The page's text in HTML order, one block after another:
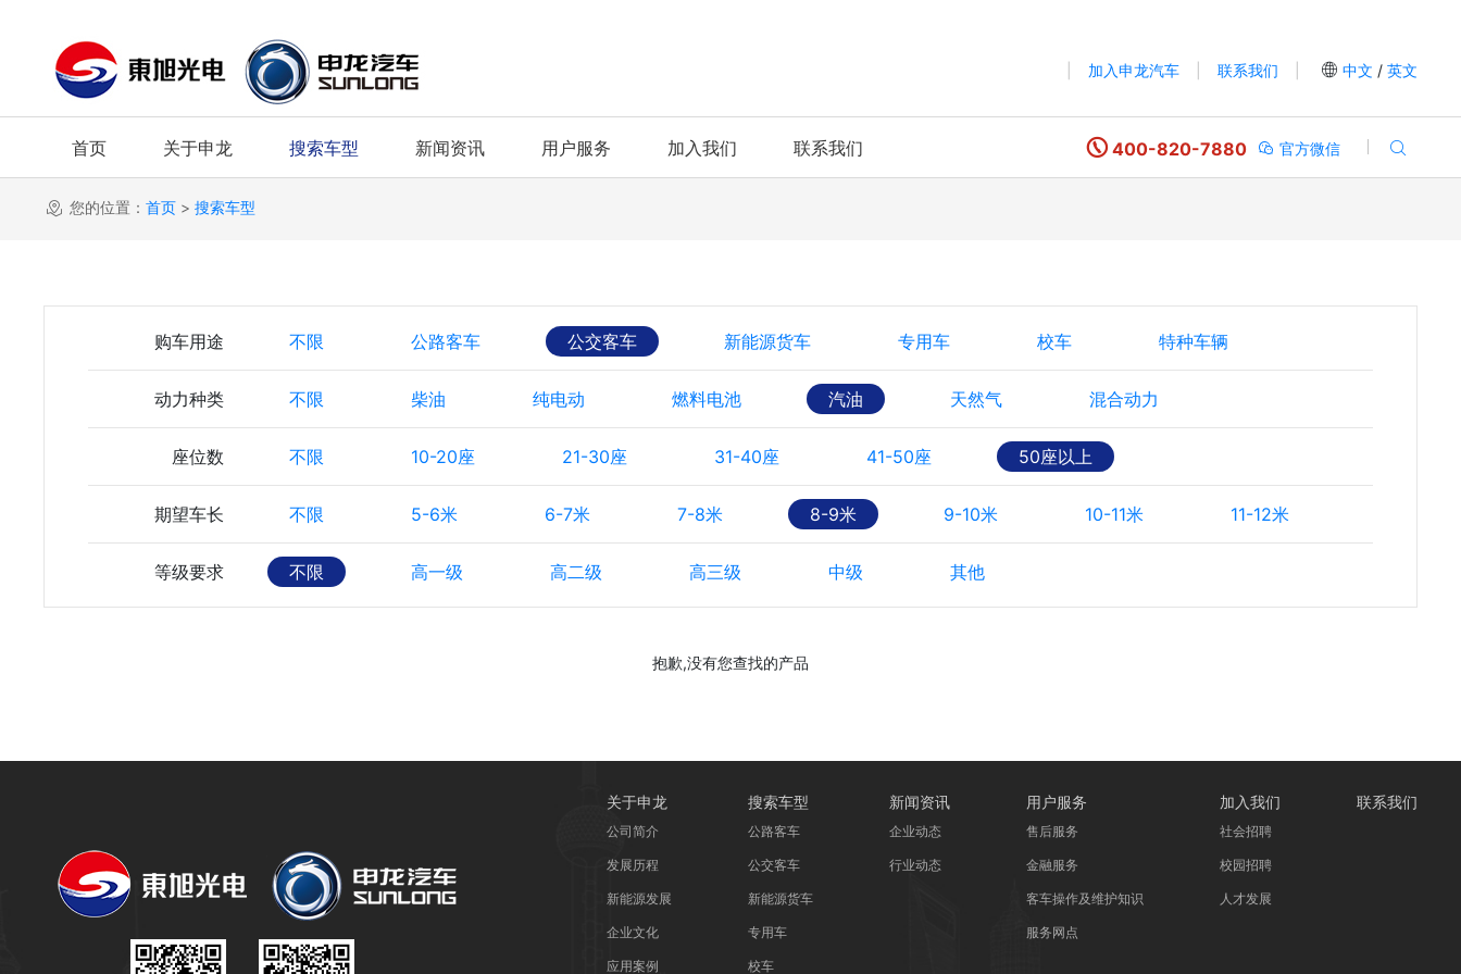
加入申龙汽车 联系我们 中文 / 英文
首页 关于申龙 搜索车型 新闻资讯 用户服务 加入我们 联系我们 400-820-7880 官方微信
您的位置： 首页 > 搜索车型
购车用途 不限 公路客车 公交客车 新能源货车 专用车 校车 特种车辆
动力种类 不限 柴油 纯电动 燃料电池 汽油 天然气 混合动力
座位数 不限 10-20座 21-30座 31-40座 41-50座 50座以上
期望车长 不限 5-6米 6-7米 7-8米 8-9米 9-10米 10-11米 11-12米
等级要求 不限 高一级 高二级 高三级 中级 其他
抱歉,没有您查找的产品
关于申龙
公司简介
发展历程
新能源发展
企业文化
应用案例
搜索车型
公路客车
公交客车
新能源货车
专用车
校车
新闻资讯
企业动态
行业动态
用户服务
售后服务
金融服务
客车操作及维护知识
服务网点
加入我们
社会招聘
校园招聘
人才发展
联系我们